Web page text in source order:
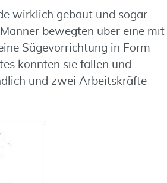
wirklich gebaut und sogar
bewegten über eine mit
Sägevorrichtung in Form
konnten sie fällen und
und zwei Arbeitskräfte